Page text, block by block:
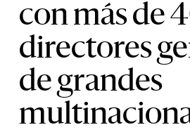
con más de
directores
de grandes